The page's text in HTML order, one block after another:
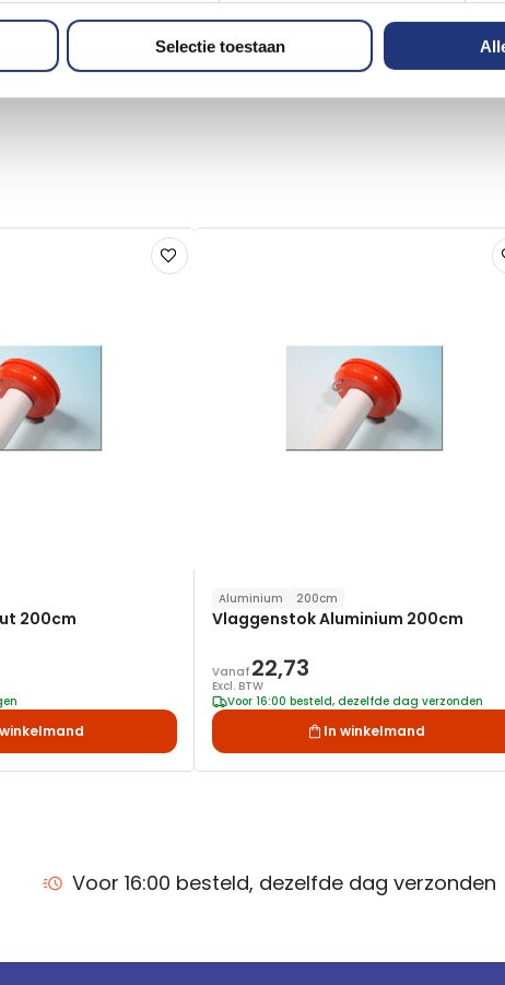
Selectie toestaan
Voeg
toe
200cm
Aluminium 200cm
Vlaggenstok Aluminium 200cm
Vanaf 22,73
Excl. BTW
Voor 16:00 besteld, dezelfde dag verzonden
In winkelmand
Voor 16:00 besteld, dezelfde dag verzonden